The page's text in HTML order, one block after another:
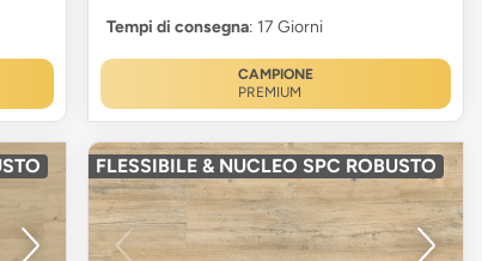
Tempi di consegna: 17 Giorni
CAMPIONE
PREMIUM
FLESSIBILE & NUCLEO SPC ROBUSTO